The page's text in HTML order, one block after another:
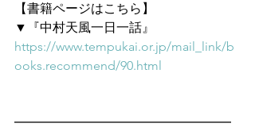
【書籍ページはこちら】
▼『中村天風一日一話』
https://www.tempukai.or.jp/mail_link/b
ooks.recommend/90.html
━━━━━━━━━━━━━━━━━